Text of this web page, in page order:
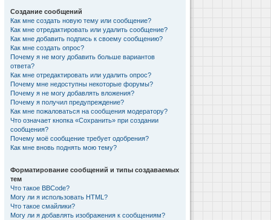
Создание сообщений
Как мне создать новую тему или сообщение?
Как мне отредактировать или удалить сообщение?
Как мне добавить подпись к своему сообщению?
Как мне создать опрос?
Почему я не могу добавить больше вариантов
ответа?
Как мне отредактировать или удалить опрос?
Почему мне недоступны некоторые форумы?
Почему я не могу добавлять вложения?
Почему я получил предупреждение?
Как мне пожаловаться на сообщения модератору?
Что означает кнопка «Сохранить» при создании
сообщения?
Почему моё сообщение требует одобрения?
Как мне вновь поднять мою тему?
Форматирование сообщений и типы создаваемых
тем
Что такое BBCode?
Могу ли я использовать HTML?
Что такое смайлики?
Могу ли я добавлять изображения к сообщениям?